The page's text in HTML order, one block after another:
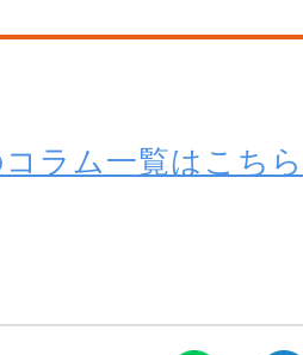
ラム一覧はこち